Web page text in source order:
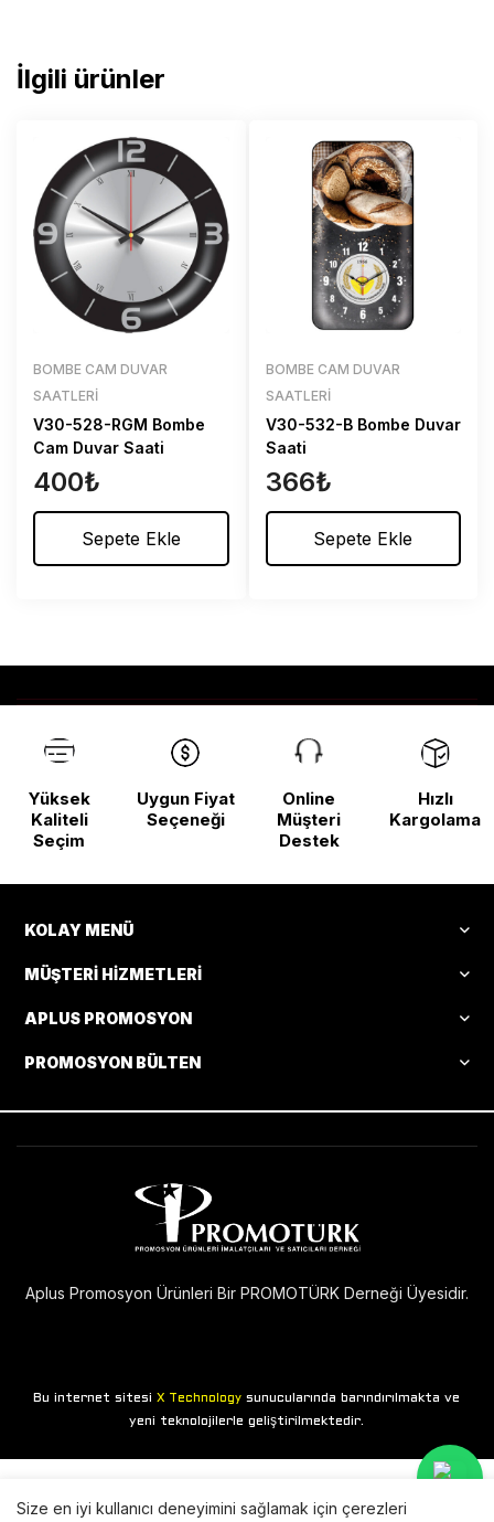
İlgili ürünler
BOMBE CAM DUVAR
SAATLERI
V30-528-RGM Bombe
Cam Duvar Saati
400₺
Sepete Ekle
BOMBE CAM DUVAR
SAATLERI
V30-532-B Bombe Duvar
Saati
366₺
Sepete Ekle
Yüksek
Kaliteli
Seçim
Uygun Fiyat
Seçeneği
Online
Müşteri
Destek
Hızlı
Kargolama
KOLAY MENÜ
MÜŞTERI HIZMETLERI
APLUS PROMOSYON
PROMOSYON BÜLTEN
Aplus Promosyon Ürünleri Bir PROMOTÜRK Derneği Üyesidir.
Bu internet sitesiX Technology sunucularında barındırılmakta ve
yeni teknolojilerle geliştirilmektedir.
Size en iyi kullanıcı deneyimini sağlamak için çerezleri